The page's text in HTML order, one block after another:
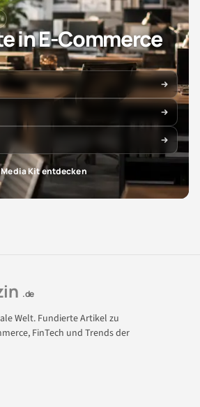
in E-Commerce
Media Kit entdecken
.de
Welt. Fundierte Artikel zu
FinTech und Trends der